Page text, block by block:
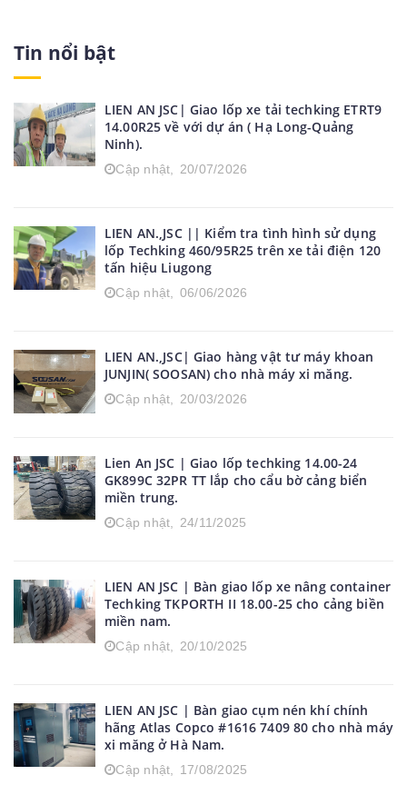
Tin nổi bật
LIEN AN JSC| Giao lốp xe tải techking ETRT9
14.00R25 về với dự án ( Hạ Long-Quảng
Ninh).
Cập nhật, 20/07/2026
LIEN AN.,JSC || Kiểm tra tình hình sử dụng
lốp Techking 460/95R25 trên xe tải điện 120
tấn hiệu Liugong
Cập nhật, 06/06/2026
LIEN AN.,JSC| Giao hàng vật tư máy khoan
JUNJIN( SOOSAN) cho nhà máy xi măng.
Cập nhật, 20/03/2026
Lien An JSC | Giao lốp techking 14.00-24
GK899C 32PR TT lắp cho cẩu bờ cảng biển
miền trung.
Cập nhật, 24/11/2025
LIEN AN JSC | Bàn giao lốp xe nâng container
Techking TKPORTH II 18.00-25 cho cảng biền
miền nam.
Cập nhật, 20/10/2025
LIEN AN JSC | Bàn giao cụm nén khí chính
hãng Atlas Copco #1616 7409 80 cho nhà máy
xi măng ở Hà Nam.
Cập nhật, 17/08/2025